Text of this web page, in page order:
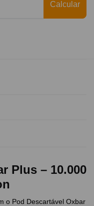
Calcular
Plus – 10.000
o Pod Descartável Oxbar